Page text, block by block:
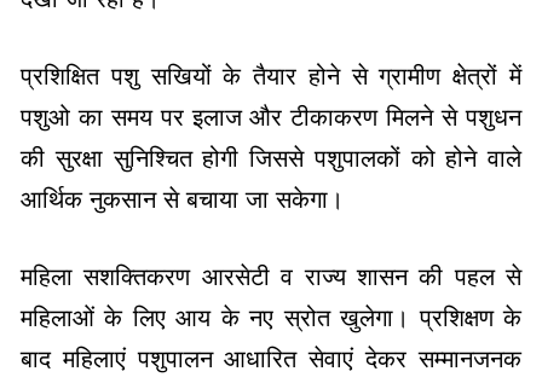
प्रशिक्षित पशु सखियों के तैयार होने से ग्रामीण क्षेत्रों में
पशुओ का समय पर इलाज और टीकाकरण मिलने से पशुधन
की सुरक्षा सुनिश्चित होगी जिससे पशुपालकों को होने वाले
आर्थिक नुकसान से बचाया जा सकेगा।
महिला सशक्तिकरण आरसेटी व राज्य शासन की पहल से
महिलाओं के लिए आय के नए स्रोत खुलेगा। प्रशिक्षण के
बाद महिलाएं पशुपालन आधारित सेवाएं देकर सम्मानजनक